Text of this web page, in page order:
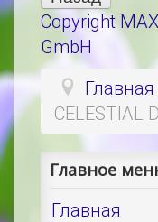
Copyright
GmbH
Главная
CELESTIAL
Главное
Главная